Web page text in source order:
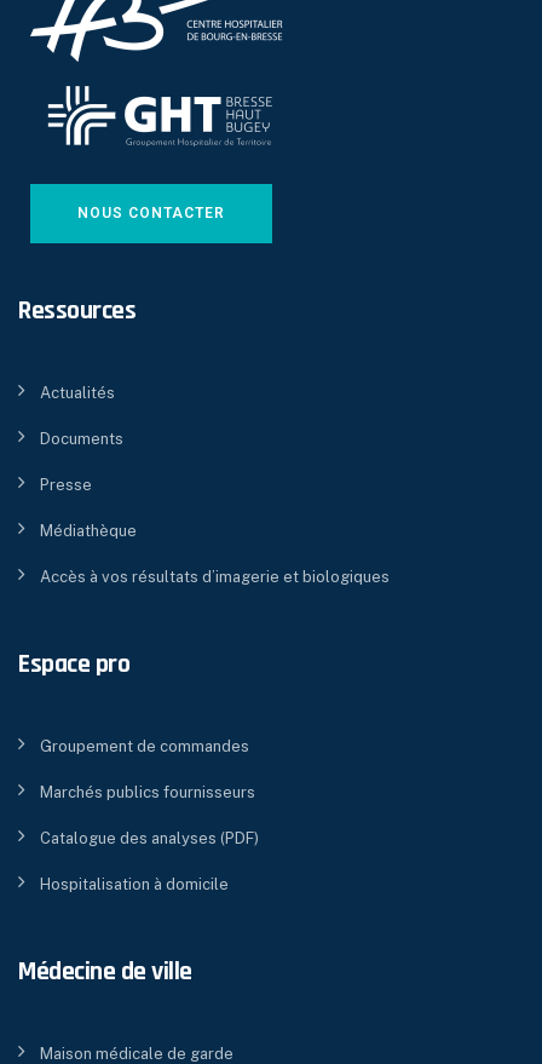
NOUS CONTACTER
Ressources
Actualités
Documents
Presse
Médiathèque
Accès à vos résultats d’imagerie et biologiques
Espace pro
Groupement de commandes
Marchés publics fournisseurs
Catalogue des analyses (PDF)
Hospitalisation à domicile
Médecine de ville
Maison médicale de garde